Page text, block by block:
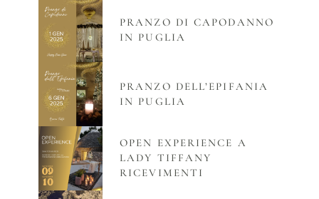
PRANZO DI CAPODANNO
IN PUGLIA
PRANZO DELL’EPIFANIA
IN PUGLIA
OPEN EXPERIENCE A
LADY TIFFANY
RICEVIMENTI